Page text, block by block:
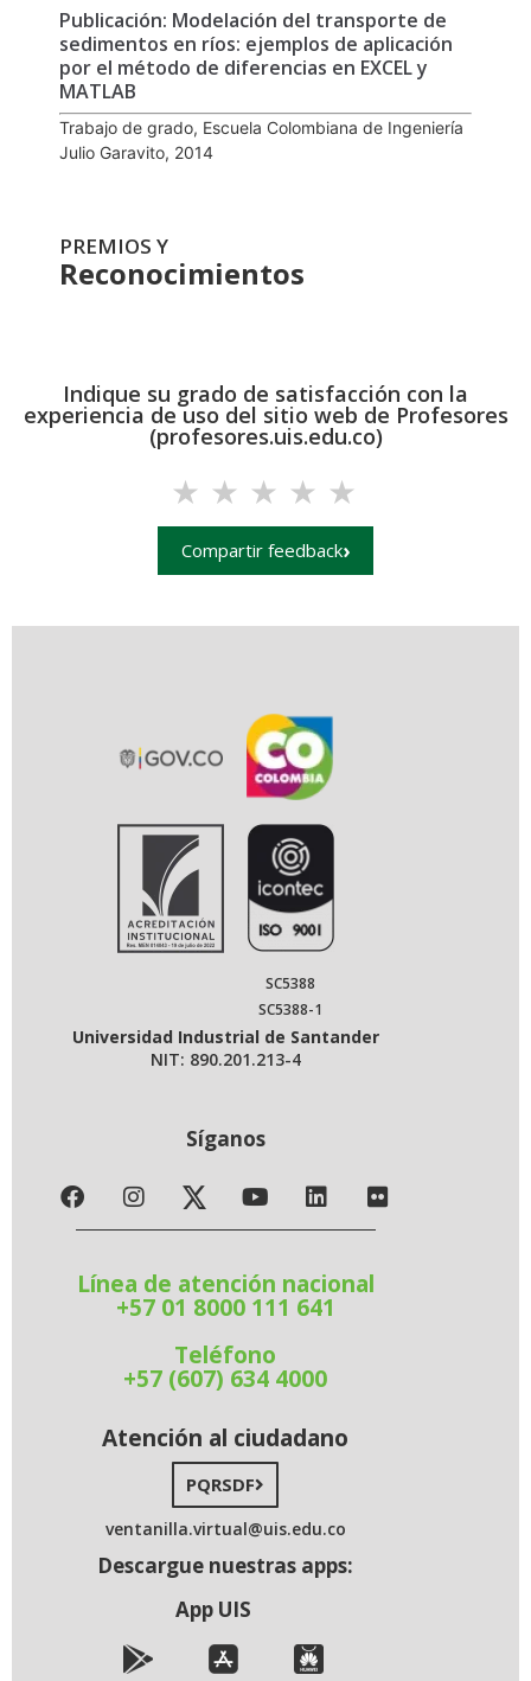
Publicación: Modelación del transporte de
sedimentos en ríos: ejemplos de aplicación
por el método de diferencias en EXCEL y
MATLAB
Trabajo de grado, Escuela Colombiana de Ingeniería
Julio Garavito, 2014
PREMIOS Y
Reconocimientos
Indique su grado de satisfacción con la
experiencia de uso del sitio web de Profesores
(profesores.uis.edu.co)